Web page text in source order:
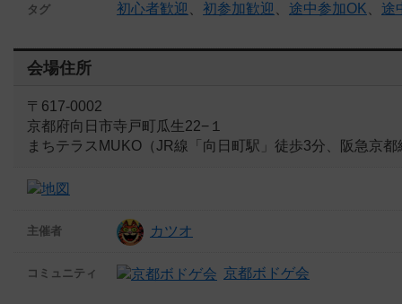
タグ 初心者歓迎 初参加歓迎 途中参加OK 途
会場住所
〒617-0002
京都府向日市寺戸町瓜生22−１
まちテラスMUKO（JR線「向日町駅」徒歩3分、阪急京
主催者 カツオ
コミュニティ 京都ボドゲ会